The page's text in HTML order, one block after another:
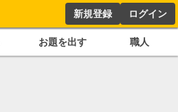
新規登録 ログイン
お題を出す 職人